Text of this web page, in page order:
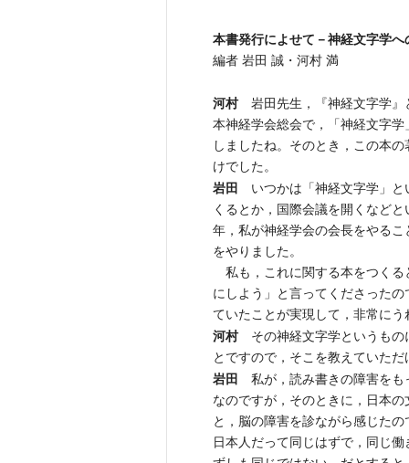
本書発行によせて－神経文字学へ
編者 岩田 誠・河村 満
河村岩田先生，『神経文字学』
本神経学会総会で，「神経文字
しましたね。そのとき，この本
けでした。
岩田 いつかは「神経文字学」と
くるとか，国際会議を開くなど
年，私が神経学会の会長をやる
をやりました。
私も，これに関する本をつくる
にしよう」と言ってくださった
ていたことが実現して，非常に
河村その神経文字学というもの
とですので，そこを教えていただ
岩田 私が，読み書きの障害をも
なのですが，そのときに，日本
と，脳の障害を診ながら感じた
日本人だって同じはずで，同じ